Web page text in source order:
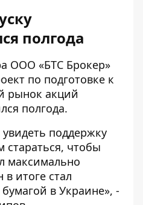
полгода
ООО «БТС Брокер»
по подготовке к
рынок акций
полгода.
поддержку
стараться, чтобы
максимально
итоге стал
в Украине», -